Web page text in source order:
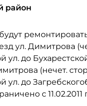
район
ул. Димитрова
ул. до
(нечет.
ул. до
с 11.02.2011